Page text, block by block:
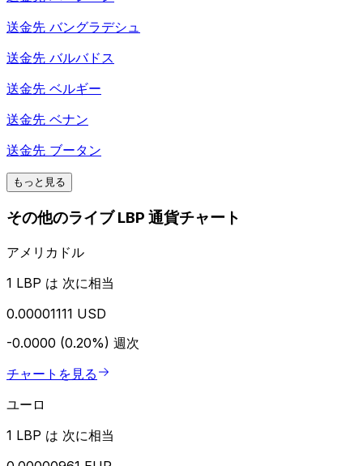
送金先 バングラデシュ
送金先 バルバドス
送金先 ベルギー
送金先 ベナン
送金先 ブータン
もっと見る
その他のライブ LBP 通貨チャート
アメリカドル
1 LBP は 次に相当
0.00001111 USD
-0.0000 (0.20%) 週次
チャートを見る
ユーロ
1 LBP は 次に相当